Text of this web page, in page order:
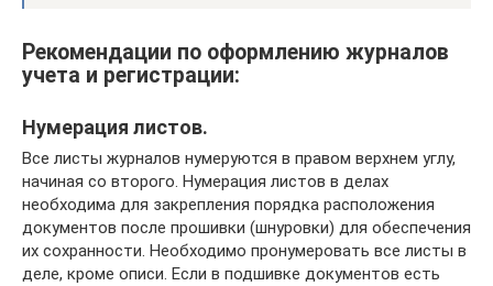
Рекомендации по оформлению журналов
учета и регистрации:
Нумерация листов.
Все листы журналов нумеруются в правом верхнем углу,
начиная со второго. Нумерация листов в делах
необходима для закрепления порядка расположения
документов после прошивки (шнуровки) для обеспечения
их сохранности. Необходимо пронумеровать все листы в
деле, кроме описи. Если в подшивке документов есть